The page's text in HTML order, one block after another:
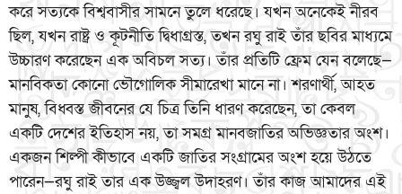
করে সত্যকে বিশ্ববাসীর সামনে তুলে ধরেছে। যখন অনেকেই নীরব
ছিল, যখন রাষ্ট্র ও কূটনীতি দ্বিধাগ্রস্ত, তখন রঘু রাই তাঁর ছবির মাধ্যমে
উচ্চারণ করেছেন এক অবিচল সত্য। তাঁর প্রতিটি ফ্রেম যেন বলেছে—
মানবিকতা কোনো ভৌগোলিক সীমারেখা মানে না। শরণার্থী, আহত
মানুষ, বিধ্বস্ত জীবনের যে চিত্র তিনি ধারণ করেছেন, তা কেবল
একটি দেশের ইতিহাস নয়, তা সমগ্র মানবজাতির অভিজ্ঞতার অংশ।
একজন শিল্পী কীভাবে একটি জাতির সংগ্রামের অংশ হয়ে উঠতে
পারেন—রঘু রাই তার এক উজ্জ্বল উদাহরণ। তাঁর কাজ আমাদের এই